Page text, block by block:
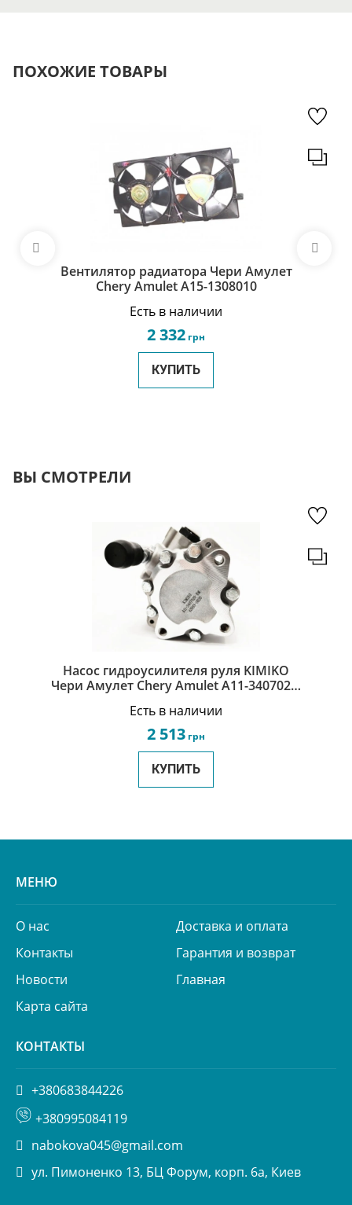
ПОХОЖИЕ ТОВАРЫ
Вентилятор радиатора Чери Амулет
Chery Amulet A15-1308010
Есть в наличии
2 332 грн
КУПИТЬ
ВЫ СМОТРЕЛИ
Насос гидроусилителя руля KIMIKO
Чери Амулет Chery Amulet A11-3407020-
Есть в наличии
2 513 грн
КУПИТЬ
МЕНЮ
О нас
Доставка и оплата
Контакты
Гарантия и возврат
Новости
Главная
Карта сайта
КОНТАКТЫ
+380683844226
+380995084119
nabokova045@gmail.com
ул. Пимоненко 13, БЦ Форум, корп. 6а, Киев